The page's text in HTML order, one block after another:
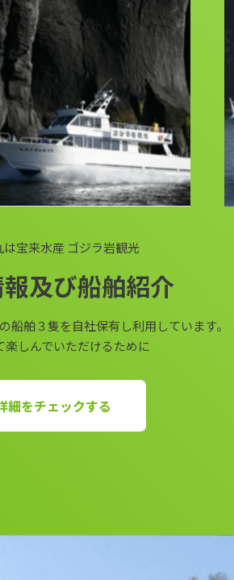
は宝来水産 ゴジラ岩観光
及び船舶紹介
船舶３隻を自社保有し利用しています。
楽しんでいただけるために
細をチェックする